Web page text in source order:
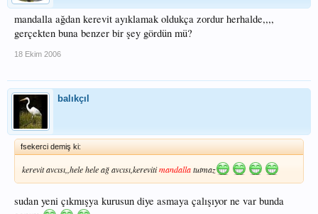
mandalla ağdan kerevit ayıklamak oldukça zordur herhalde,,,,
gerçekten buna benzer bir şey gördün mü?
18 Ekim 2006
balıkçıl
fsekerci demiş ki:
kerevit avcısı,,hele hele ağ avcısı,kerevitimandallatutmaz
sudan yeni çıkmışya kurusun diye asmaya çalışıyor ne var bunda